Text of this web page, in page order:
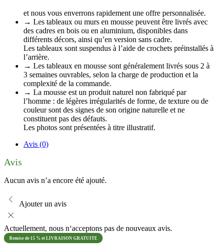
et nous vous enverrons rapidement une offre personnalisée.
→ Les tableaux ou murs en mousse peuvent être livrés avec
des cadres en bois ou en aluminium, disponibles dans
différents décors, ainsi qu’en version sans cadre.
Les tableaux sont suspendus à l’aide de crochets préinstallés à
l’arrière.
→ Les tableaux en mousse sont généralement livrés sous 2 à
3 semaines ouvrables, selon la charge de production et la
complexité de la commande.
→ La mousse est un produit naturel non fabriqué par
l’homme : de légères irrégularités de forme, de texture ou de
couleur sont des signes de son origine naturelle et ne
constituent pas des défauts.
Les photos sont présentées à titre illustratif.
Avis (0)
Avis
Aucun avis n’a encore été ajouté.
Ajouter un avis
Actuellement, nous n‘acceptons pas de nouveaux avis.
Remise de 15 % et LIVRAISON GRATUITE